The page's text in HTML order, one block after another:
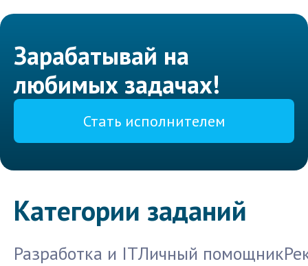
Зарабатывай на
любимых задачах!
Стать исполнителем
Категории заданий
Разработка и ITЛичный помощник